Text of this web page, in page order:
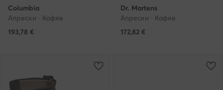
Columbia
Апрески · Кафяв
193,78 €
Dr. Martens
Апрески · Кафяв
172,82 €